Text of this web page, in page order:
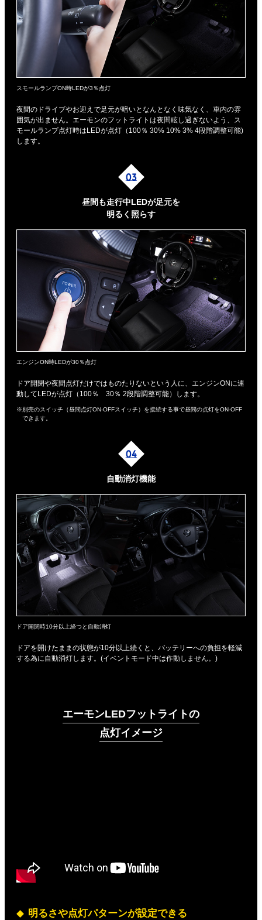
スモールランプON時LEDが3％点灯
夜間のドライブやお迎えで足元が暗いとなんとなく味気なく、車内の雰
囲気が出ません。エーモンのフットライトは夜間眩し過ぎないよう、ス
モールランプ点灯時はLEDが点灯（100％ 30% 10% 3% 4段階調整可能)
します。
昼間も走行中LEDが足元を
明るく照らす
エンジンON時LEDが30％点灯
ドア開閉や夜間点灯だけではものたりないという人に、エンジンONに連
動してLEDが点灯（100％ 30％ 2段階調整可能）します。
※別売のスイッチ（昼間点灯ON-OFFスイッチ）を接続する事で昼間の点灯をON-OFF
できます。
自動消灯機能
ドア開閉時10分以上経つと自動消灯
ドアを開けたままの状態が10分以上続くと、バッテリーへの負担を軽減
する為に自動消灯します。(イベントモード中は作動しません。)
エーモンLEDフットライトの
点灯イメージ
明るさや点灯パターンが設定できる